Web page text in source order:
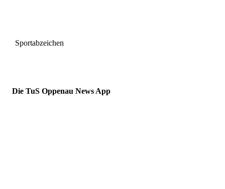
Sportabzeichen
Die TuS Oppenau News App